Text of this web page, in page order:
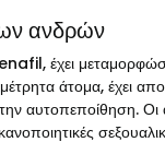
ανδρών
έχει
άτομα, έχει
την